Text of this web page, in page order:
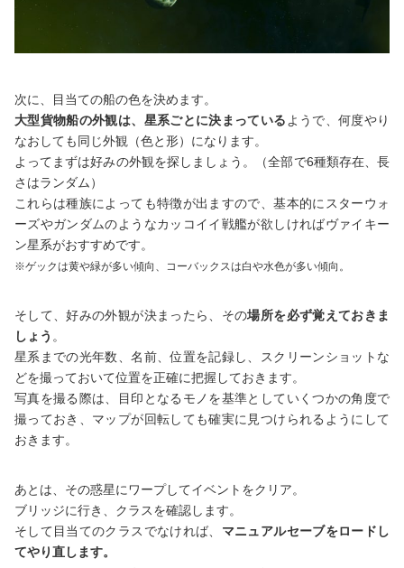
次に、目当ての船の色を決めます。
大型貨物船の外観は、星系ごとに決まっている ようで、何度やり
なおしても同じ外観（色と形）になります。
よってまずは好みの外観を探しましょう。（全部で6種類存在、長
さはランダム）
これらは種族によっても特徴が出ますので、基本的にスターウォ
ーズやガンダムのようなカッコイイ戦艦が欲しければヴァイキー
ン星系がおすすめです。
※ゲックは黄や緑が多い傾向、コーバックスは白や水色が多い傾向。
そして、好みの外観が決まったら、その場所を必ず覚えておきま
しょう 。
星系までの光年数、名前、位置を記録し、スクリーンショットな
どを撮っておいて位置を正確に把握しておきます。
写真を撮る際は、目印となるモノを基準としていくつかの角度で
撮っておき、マップが回転しても確実に見つけられるようにして
おきます。
あとは、その惑星にワープしてイベントをクリア。
ブリッジに行き、クラスを確認します。
そして目当てのクラスでなければ、 マニュアルセーブをロードし
てやり直します。